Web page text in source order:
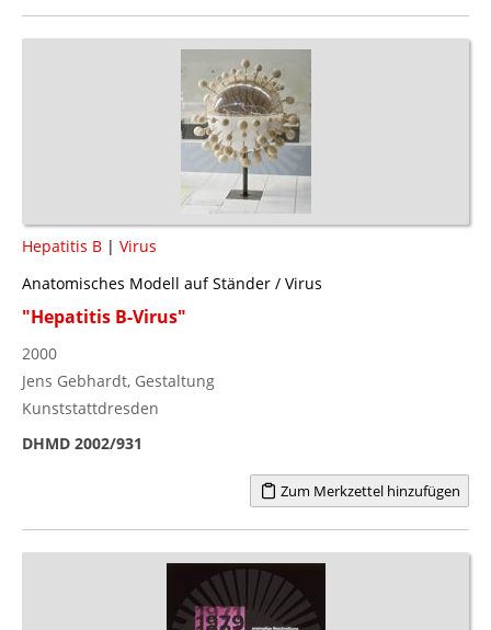
Hepatitis B | Virus
Anatomisches Modell auf Ständer / Virus
"Hepatitis B-Virus"
2000
Jens Gebhardt, Gestaltung
Kunststattdresden
DHMD 2002/931
Zum Merkzettel hinzufügen